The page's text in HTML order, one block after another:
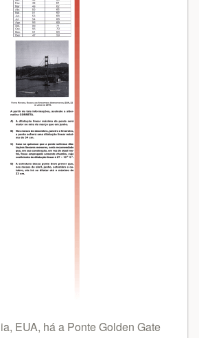
EUA, há a Ponte Golden Gate